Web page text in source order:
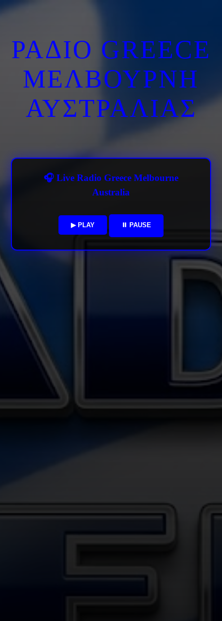
ΡΑΔΙΟ GREECE
ΜΕΛΒΟΥΡΝΗ
ΑΥΣΤΡΑΛΙΑΣ
🎧 Live Radio Greece Melbourne
Australia
▶ PLAY ⏸ PAUSE